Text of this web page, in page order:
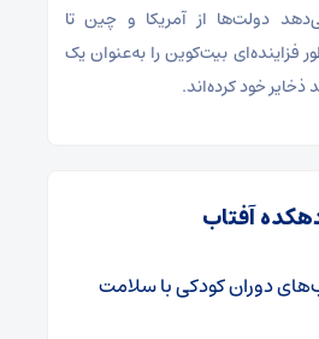
دولت‌ها از آمریکا و چین تا
فزاینده‌ای بیت‌کوین را به‌عنوان یک
ذخایر خود کرده‌اند.
آفتاب
دوران کودکی با سلامت